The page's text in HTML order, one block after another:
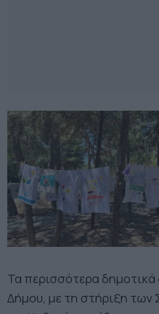
Τα περισσότερα δημοτικά
Δήμου, με τη στήριξη των